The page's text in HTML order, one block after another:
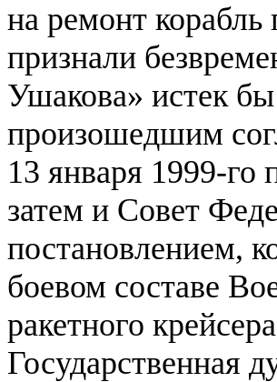
на ремонт
признали
Ушакова» истек
произошедшим
13 января 1999-го
затем и Совет
постановлением,
боевом составе
ракетного
Государственная